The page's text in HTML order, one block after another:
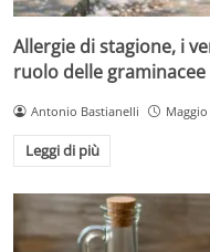
Allergie di stagione, i
ruolo delle graminacee
Antonio Bastianelli Maggio
Leggi di più